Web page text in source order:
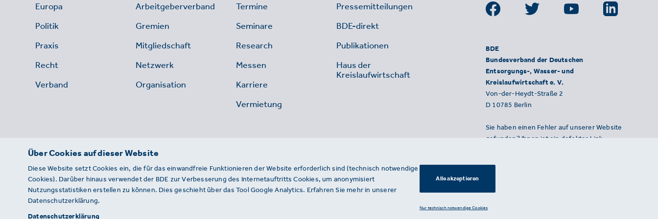
Europa
Politik
Praxis
Recht
Verband
Arbeitgeberverband
Gremien
Mitgliedschaft
Netzwerk
Organisation
Termine
Seminare
Research
Messen
Karriere
Vermietung
Pressemitteilungen
BDE-direkt
Publikationen
Haus der
Kreislaufwirtschaft
BDE
Bundesverband der Deutschen
Entsorgungs-, Wasser- und
Kreislaufwirtschaft e. V.
Von-der-Heydt-Straße 2
D 10785 Berlin
Sie haben einen Fehler auf unserer Website
gefunden? Ihnen ist ein defekter Link
© 2026 · BDE
Über Cookies auf dieser Website
Diese Website setzt Cookies ein, die für das einwandfreie Funktionieren der Website erforderlich sind (technisch notwendige
Cookies). Darüber hinaus verwendet der BDE zur Verbesserung des Internetauftritts Cookies, um anonymisiert
Nutzungsstatistiken erstellen zu können. Dies geschieht über das Tool Google Analytics. Erfahren Sie mehr in unserer
Datenschutzerklärung.
Datenschutzerklärung
Alle akzeptieren
Nur technisch notwendige Cookies